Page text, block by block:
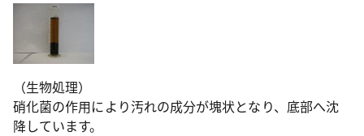
（生物処理）
硝化菌の作用により汚れの成分が塊状となり、底部へ沈
降しています。